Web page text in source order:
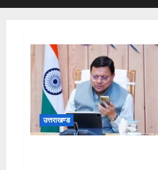
उत्तराखण्ड